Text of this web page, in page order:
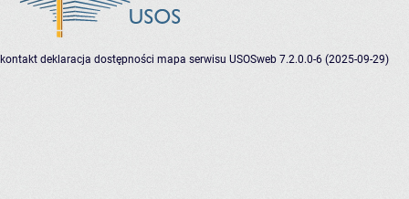
kontakt deklaracja dostępności mapa serwisu USOSweb 7.2.0.0-6 (2025-09-29)